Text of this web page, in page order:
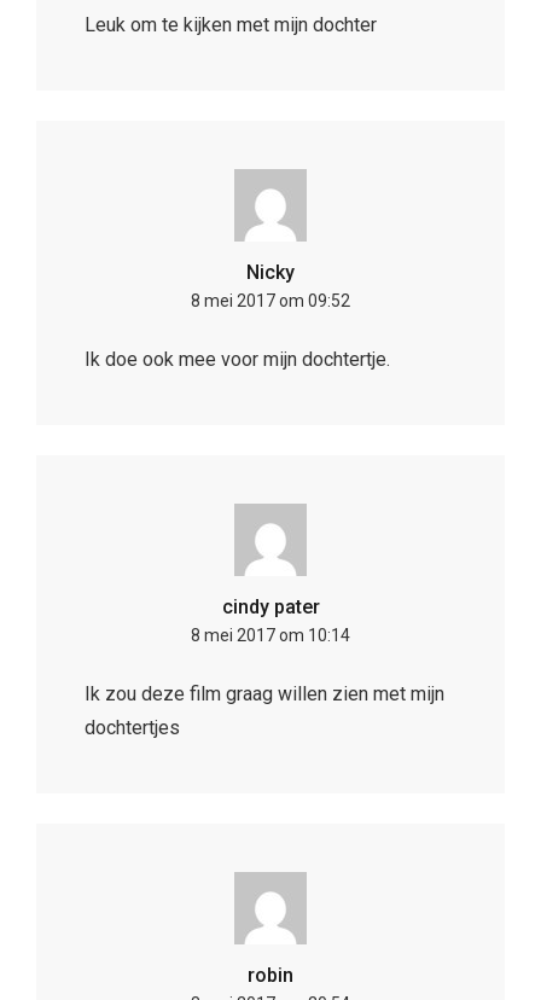
Leuk om te kijken met mijn dochter
Nicky
8 mei 2017 om 09:52
Ik doe ook mee voor mijn dochtertje.
cindy pater
8 mei 2017 om 10:14
Ik zou deze film graag willen zien met mijn
dochtertjes
robin